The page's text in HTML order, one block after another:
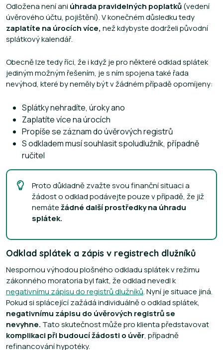
Odložena není ani úhrada pravidelných poplatků(vedení
úvěrového účtu, pojištění). V konečném důsledku tedy
zaplatíte na úrocích více, než kdybyste dodrželi původní
splátkový kalendář.
Obecně lze tedy říci, že i když je pro některé odklad splátek
jediným možným řešením, je s ním spojena také řada
nevýhod, které by neměly být v žádném případě opomíjeny:
Splátky nehradíte, úroky ano
Zaplatíte více na úrocích
Propíše se záznam do úvěrových registrů
S odkladem musí souhlasit spoludlužník, případně
ručitel
Proto důkladně zvažte svou finanční situaci a
žádost o odklad podávejte pouze v případě, že již
nemátežádné další prostředky na úhradu
splátek.
Odklad splátek a zápis v registrech dlužníků
Nespornou výhodou plošného odkladu splátek v režimu
zákonného moratoria byl fakt, že odklad nevedl k
negativnímu zápisu do registrů dlužníků. Nyní je situace jiná.
Pokud si splácející zažádá individuálně o odklad splátek,
negativnímu zápisu do úvěrových registrů se
nevyhne. Tato skutečnost může pro klienta představovat
komplikaci při budoucí žádosti o úvěr, případně
refinancování hypotéky.